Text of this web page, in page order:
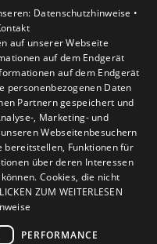
·
Datenschutzhinweise •
auf unserer Webseite
auf dem Endgerät
auf dem Endgerät
personenbezogenen Daten
Partnern gespeichert und
, Marketing- und
Webseitenbesuchern
bereitstellen, Funktionen für
über deren Interessen
Cookies, die nicht
ZUM WEITERLESEN
PERFORMANCE